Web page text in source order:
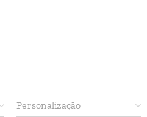
Personalização